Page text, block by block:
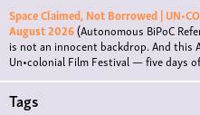
Space Claimed, Not Borrowed |
August 2026(Autonomous BiPoC
is not an innocent backdrop. And this
Un•colonial Film Festival — five days
Tags